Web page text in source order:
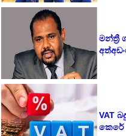
මන්ත්‍රී
VAT
කෙරේ